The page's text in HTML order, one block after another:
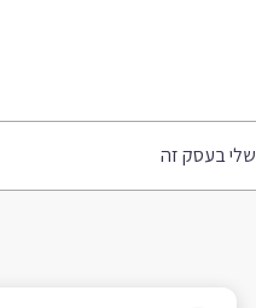
שלי בעסק זה